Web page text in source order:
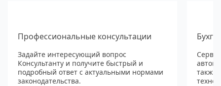
Профессиональные консультации
Задайте интересующий вопрос
Консультанту и получите быстрый и
подробный ответ с актуальными нормами
законодательства.
также